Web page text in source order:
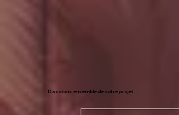
Discutons ensemble de votre projet